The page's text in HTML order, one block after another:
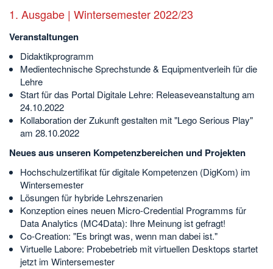
1. Ausgabe | Wintersemester 2022/23
Veranstaltungen
Didaktikprogramm
Medientechnische Sprechstunde & Equipmentverleih für die
Lehre
Start für das Portal Digitale Lehre: Releaseveanstaltung am
24.10.2022
Kollaboration der Zukunft gestalten mit "Lego Serious Play"
am 28.10.2022
Neues aus unseren Kompetenzbereichen und Projekten
Hochschulzertifikat für digitale Kompetenzen (DigKom) im
Wintersemester
Lösungen für hybride Lehrszenarien
Konzeption eines neuen Micro-Credential Programms für
Data Analytics (MC4Data): Ihre Meinung ist gefragt!
Co-Creation: "Es bringt was, wenn man dabei ist."
Virtuelle Labore: Probebetrieb mit virtuellen Desktops startet
jetzt im Wintersemester